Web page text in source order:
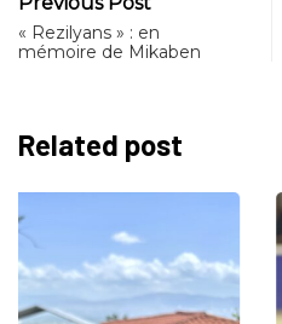
« Rezilyans » : en
mémoire de Mikaben
Related post